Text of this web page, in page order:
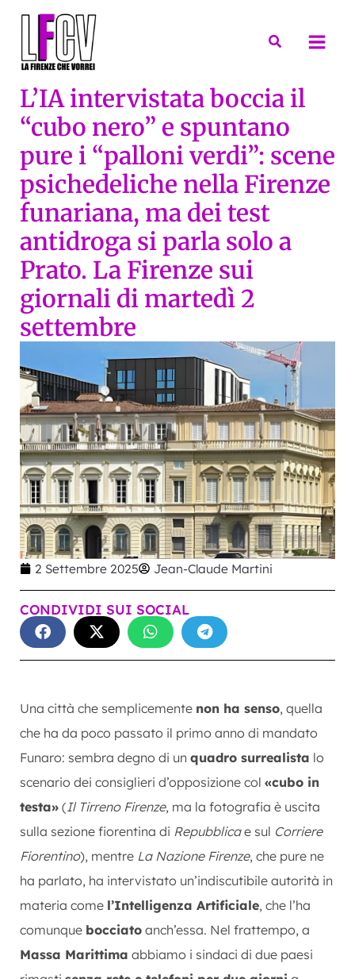
Cerca
L’IA intervistata boccia il
“cubo nero” e spuntano
pure i “palloni verdi”: scene
psichedeliche nella Firenze
funariana, ma dei test
antidroga si parla solo a
Prato. La Firenze sui
giornali di martedì 2
settembre
2 Settembre 2025 Jean-Claude Martini
CONDIVIDI SUI SOCIAL
Una città che semplicemente non ha senso, quella
che ha da poco passato il primo anno di mandato
Funaro: sembra degno di un quadro surrealista lo
scenario dei consiglieri d’opposizione col «cubo in
testa» (Il Tirreno Firenze, ma la fotografia è uscita
sulla sezione fiorentina di Repubblicae sul Corriere
Fiorentino), mentre La Nazione Firenze, che pure ne
ha parlato, ha intervistato un’indiscutibile autorità in
materia come l’Intelligenza Artificiale, che l’ha
comunque bocciato anch’essa. Nel frattempo, a
Massa Marittima abbiamo i sindaci di due paesi